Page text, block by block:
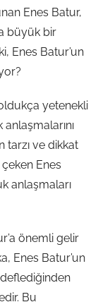
Enes Batur,
büyük bir
Enes Batur’un
yetenekli
tarzı ve dikkat
Enes
anlaşmaları
önemli gelir
Enes Batur’un
Bu